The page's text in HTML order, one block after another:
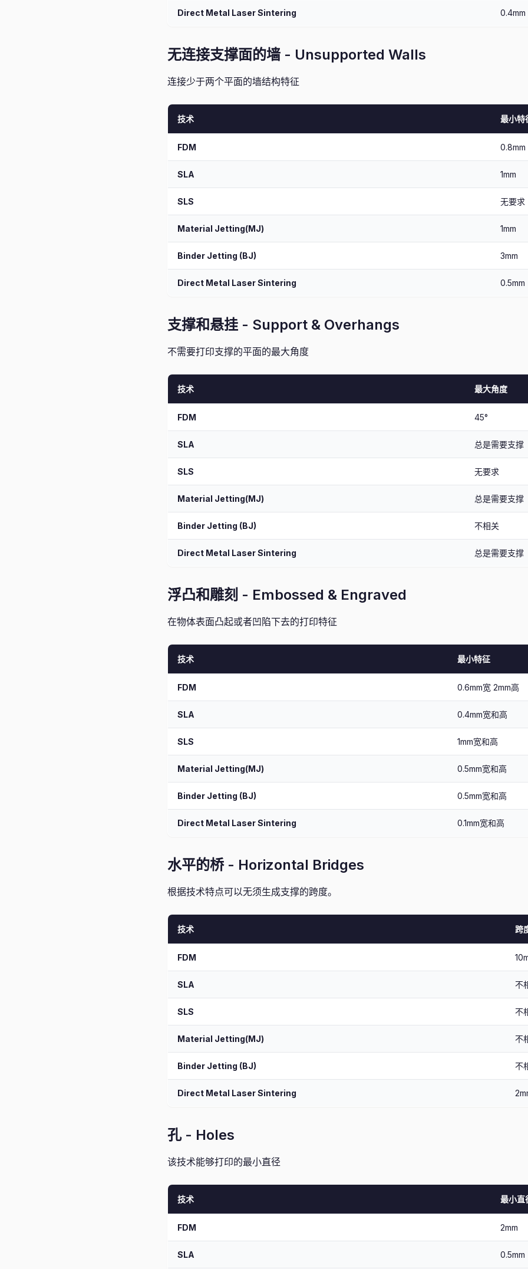
Direct Metal Laser Sintering 0.4mm
无连接支撑面的墙 - Unsupported Walls
连接少于两个平面的墙结构特征
技术 最小特
FDM 0.8mm
SLA 1mm
SLS 无要求
Material Jetting(MJ) 1mm
Binder Jetting (BJ) 3mm
Direct Metal Laser Sintering 0.5mm
支撑和悬挂 - Support & Overhangs
不需要打印支撑的平面的最大角度
技术 最大角度
FDM 45°
SLA 总是需要支撑
SLS 无要求
Material Jetting(MJ) 总是需要支撑
Binder Jetting (BJ) 不相关
Direct Metal Laser Sintering 总是需要支撑
浮凸和雕刻 - Embossed & Engraved
在物体表面凸起或者凹陷下去的打印特征
技术 最小特征
FDM 0.6mm宽 2mm高
SLA 0.4mm宽和高
SLS 1mm宽和高
Material Jetting(MJ) 0.5mm宽和高
Binder Jetting (BJ) 0.5mm宽和高
Direct Metal Laser Sintering 0.1mm宽和高
水平的桥 - Horizontal Bridges
根据技术特点可以无须生成支撑的跨度。
技术 跨
FDM
SLA 不
SLS 不
Material Jetting(MJ) 不
Binder Jetting (BJ) 不
Direct Metal Laser Sintering
孔 - Holes
该技术能够打印的最小直径
技术 最小直
FDM 2mm
SLA 0.5mm